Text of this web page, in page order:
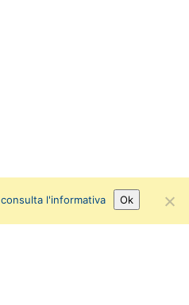
consulta l'informativa Ok